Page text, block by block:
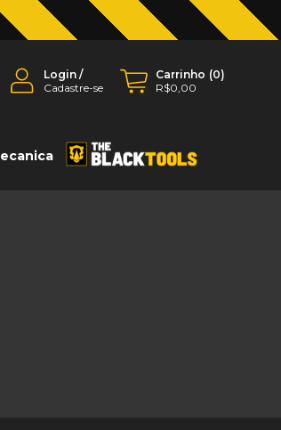
Login/
Cadastre-se
Carrinho (0)
R$0,00